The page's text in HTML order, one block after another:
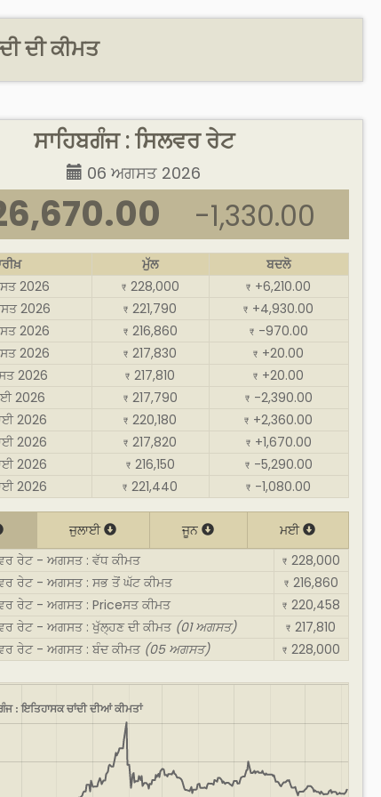
ਦੀ ਕੀਮਤ
ਸਾਹਿਬਗੰਜ : ਸਿਲਵਰ ਰੇਟ
06 ਅਗਸਤ 2026
-1,330.00
ਮੁੱਲ
ਬਦਲੋ
2026
₹ 228,000 ₹ +6,210.00
2026
₹ 221,790 ₹ +4,930.00
2026
₹ 216,860 ₹ -970.00
2026
₹ 217,830 ₹ +20.00
2026
₹ 217,810 ₹ +20.00
2026
₹ 217,790 ₹ -2,390.00
2026
₹ 220,180 ₹ +2,360.00
2026
₹ 217,820 ₹ +1,670.00
2026
₹ 216,150 ₹ -5,290.00
2026
₹ 221,440 ₹ -1,080.00
ਜੁਲਾਈ ਜੂਨ
ਮਈ
ਰੇਟ - ਅਗਸਤ : ਵੱਧ ਕੀਮਤ
₹ 228,000
ਰੇਟ - ਅਗਸਤ : ਸਭ ਤੋਂ ਘੱਟ ਕੀਮਤ
₹ 216,860
ਰੇਟ - ਅਗਸਤ : Priceਸਤ ਕੀਮਤ
₹ 220,458
ਰੇਟ - ਅਗਸਤ : ਖੁੱਲ੍ਹਣ ਦੀ ਕੀਮਤ (01 ਅਗਸਤ) ₹ 217,810
ਰੇਟ - ਅਗਸਤ : ਬੰਦ ਕੀਮਤ (05 ਅਗਸਤ) ₹ 228,000
: ਇਤਿਹਾਸਕ ਚਾਂਦੀ ਦੀਆਂ ਕੀਮਤਾਂ